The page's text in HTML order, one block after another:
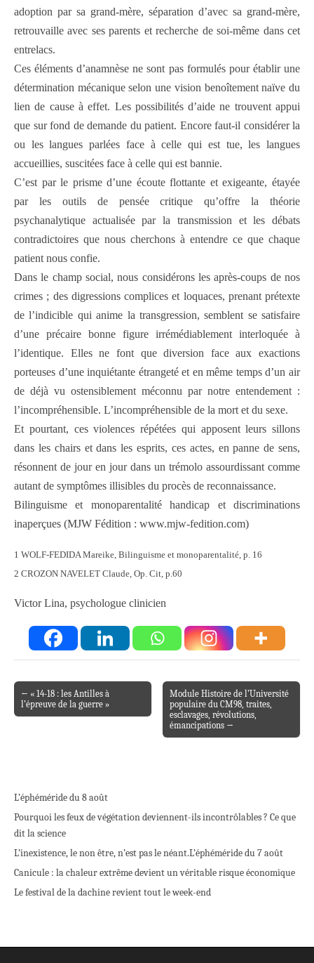
adoption par sa grand-mère, séparation d’avec sa grand-mère,
retrouvaille avec ses parents et recherche de soi-même dans cet
entrelacs.
Ces éléments d’anamnèse ne sont pas formulés pour établir une
détermination mécanique selon une vision benoîtement naïve du
lien de cause à effet. Les possibilités d’aide ne trouvent appui
que sur fond de demande du patient. Encore faut-il considérer la
ou les langues parlées face à celle qui est tue, les langues
accueillies, suscitées face à celle qui est bannie.
C’est par le prisme d’une écoute flottante et exigeante, étayée
par les outils de pensée critique qu’offre la théorie
psychanalytique actualisée par la transmission et les débats
contradictoires que nous cherchons à entendre ce que chaque
patient nous confie.
Dans le champ social, nous considérons les après-coups de nos
crimes ; des digressions complices et loquaces, prenant prétexte
de l’indicible qui anime la transgression, semblent se satisfaire
d’une précaire bonne figure irrémédiablement interloquée à
l’identique. Elles ne font que diversion face aux exactions
porteuses d’une inquiétante étrangeté et en même temps d’un air
de déjà vu ostensiblement méconnu par notre entendement :
l’incompréhensible. L’incompréhensible de la mort et du sexe.
Et pourtant, ces violences répétées qui apposent leurs sillons
dans les chairs et dans les esprits, ces actes, en panne de sens,
résonnent de jour en jour dans un trémolo assourdissant comme
autant de symptômes illisibles du procès de reconnaissance.
Bilinguisme et monoparentalité handicap et discriminations
inaperçues (MJW Fédition : www.mjw-fedition.com)
1 WOLF-FEDIDA Mareike, Bilinguisme et monoparentalité, p. 16
2 CROZON NAVELET Claude, Op. Cit, p.60
Victor Lina, psychologue clinicien
Post navigation
← « 14-18 : les Antilles à
l’épreuve de la guerre »
Module Histoire de l’Université
populaire du CM98, traites,
esclavages, révolutions,
émancipations →
L’éphéméride du 8 août
Pourquoi les feux de végétation deviennent-ils incontrôlables ? Ce que
dit la science
L’inexistence, le non être, n’est pas le néant.L’éphéméride du 7 août
Canicule : la chaleur extrême devient un véritable risque économique
Le festival de la dachine revient tout le week-end